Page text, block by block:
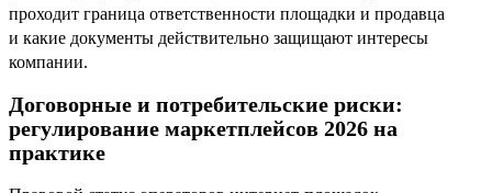
проходит граница ответственности площадки и продавца
и какие документы действительно защищают интересы
компании.
Договорные и потребительские риски:
регулирование маркетплейсов 2026 на
практике